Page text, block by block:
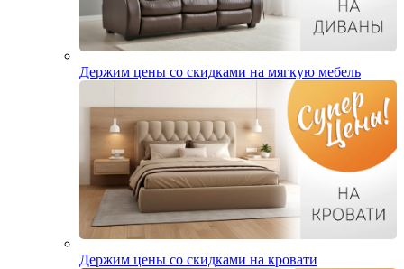
Держим цены со скидками на мягкую мебель
Держим цены со скидками на кровати